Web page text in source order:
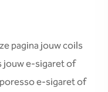
pagina jouw coils
jouw e-sigaret of
e-sigaret of